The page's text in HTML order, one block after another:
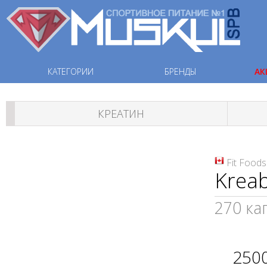
КАТЕГОРИИ БРЕНДЫ
КРЕАТИН
Fit Foods
270